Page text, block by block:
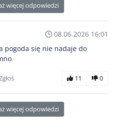
więcej odpowiedzi
08.06.2026 16:01
pogoda się nie nadaje do
11 0
więcej odpowiedzi